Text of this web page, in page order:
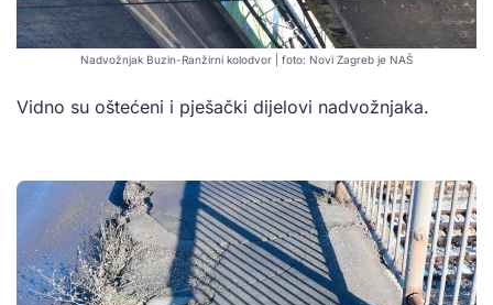
Nadvožnjak Buzin-Ranžirni kolodvor | foto: Novi Zagreb je NAŠ
Vidno su oštećeni i pješački dijelovi nadvožnjaka.